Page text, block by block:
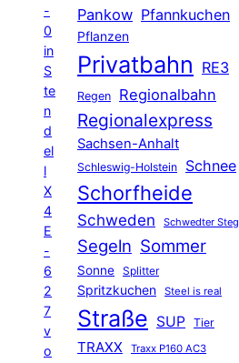
-
0
in
S
te
n
d
el
l
X
4
E
-
6
2
7
v
o
Pankow Pfannkuchen
Pflanzen
Privatbahn RE3
Regen Regionalbahn
Regionalexpress
Sachsen-Anhalt
Schleswig-Holstein Schnee
Schorfheide
Schweden Schwedter Steg
Segeln Sommer
Sonne Splitter
Spritzkuchen Steel is real
Straße SUP Tier
TRAXX Traxx P160 AC3